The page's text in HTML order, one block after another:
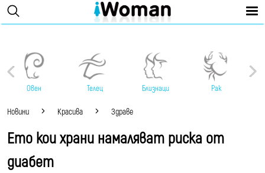
Овен Телец Близнаци Рак
Новини Красива Здраве
Ето кои храни намаляват риска от
диабет